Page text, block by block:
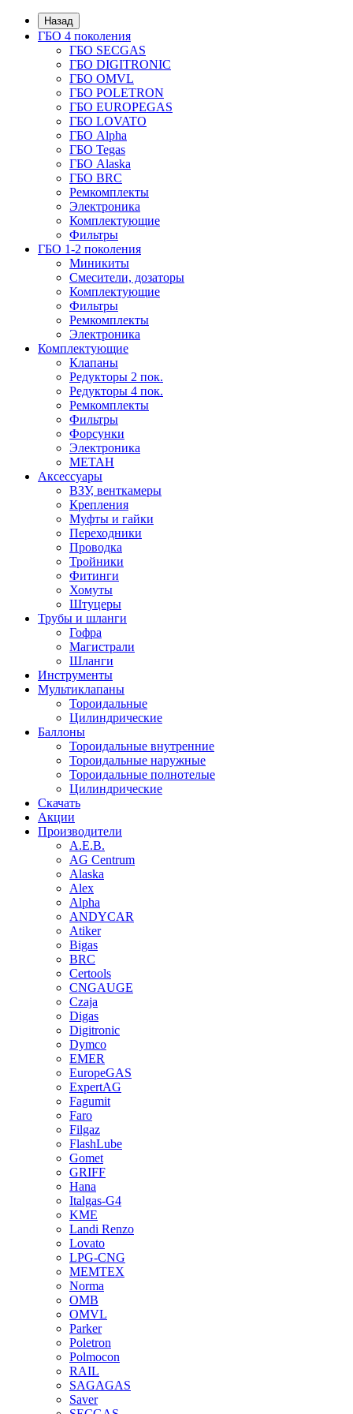
Назад
ГБО 4 поколения
ГБО SECGAS
ГБО DIGITRONIC
ГБО OMVL
ГБО POLETRON
ГБО EUROPEGAS
ГБО LOVATO
ГБО Alpha
ГБО Tegas
ГБО Alaska
ГБО BRC
Ремкомплекты
Электроника
Комплектующие
Фильтры
ГБО 1-2 поколения
Миникиты
Смесители, дозаторы
Комплектующие
Фильтры
Ремкомплекты
Электроника
Комплектующие
Клапаны
Редукторы 2 пок.
Редукторы 4 пок.
Ремкомплекты
Фильтры
Форсунки
Электроника
МЕТАН
Аксессуары
ВЗУ, венткамеры
Крепления
Муфты и гайки
Переходники
Проводка
Тройники
Фитинги
Хомуты
Штуцеры
Трубы и шланги
Гофра
Магистрали
Шланги
Инструменты
Мультиклапаны
Тороидальные
Цилиндрические
Баллоны
Тороидальные внутренние
Тороидальные наружные
Тороидальные полнотелые
Цилиндрические
Скачать
Акции
Производители
A.E.B.
AG Centrum
Alaska
Alex
Alpha
ANDYCAR
Atiker
Bigas
BRC
Certools
CNGAUGE
Czaja
Digas
Digitronic
Dymco
EMER
EuropeGAS
ExpertAG
Fagumit
Faro
Filgaz
FlashLube
Gomet
GRIFF
Hana
Italgas-G4
KME
Landi Renzo
Lovato
LPG-CNG
MEMTEX
Norma
OMB
OMVL
Parker
Poletron
Polmocon
RAIL
SAGAGAS
Saver